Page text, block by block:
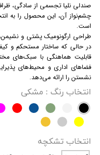
صندلی نلیا تجسمی از سادگی،
چشم‌نواز آن، این محصول را به
است.
طراحی ارگونومیک پشتی و
در حالی که ساختار مستحکم و
قابلیت هماهنگی با سبک‌های
فضاهای اداری و محیط‌های
نشستن را ارائه می‌دهد.
انتخاب رنگ : مشکی
انتخاب تشکچه